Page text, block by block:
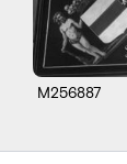
M256887